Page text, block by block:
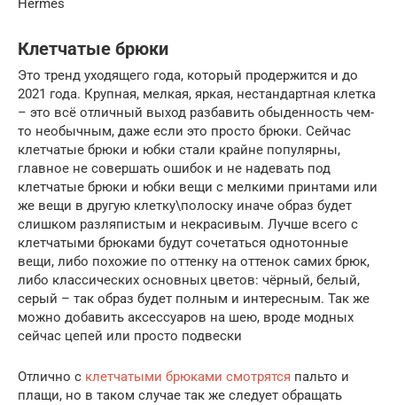
Hermès
Клетчатые брюки
Это тренд уходящего года, который продержится и до
2021 года. Крупная, мелкая, яркая, нестандартная клетка
– это всё отличный выход разбавить обыденность чем-
то необычным, даже если это просто брюки. Сейчас
клетчатые брюки и юбки стали крайне популярны,
главное не совершать ошибок и не надевать под
клетчатые брюки и юбки вещи с мелкими принтами или
же вещи в другую клетку\полоску иначе образ будет
слишком разляпистым и некрасивым. Лучше всего с
клетчатыми брюками будут сочетаться однотонные
вещи, либо похожие по оттенку на оттенок самих брюк,
либо классических основных цветов: чёрный, белый,
серый – так образ будет полным и интересным. Так же
можно добавить аксессуаров на шею, вроде модных
сейчас цепей или просто подвески
Отлично с клетчатыми брюками смотрятся пальто и
плащи, но в таком случае так же следует обращать